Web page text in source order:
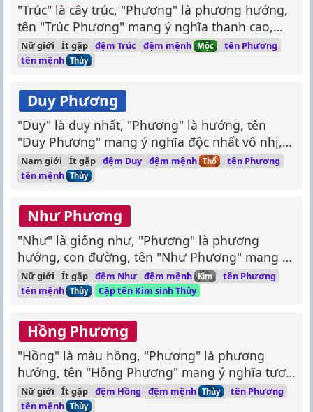
"Trúc" là cây trúc, "Phương" là phương hướng,
tên "Trúc Phương" mang ý nghĩa thanh cao,
thẳng thắn như cây trúc, hướng về phía trước.
Nữ giới Ít gặp đệm Trúc đệm mệnh Mộc
tên Phương
tên mệnh Thủy
Duy Phương
"Duy" là duy nhất, "Phương" là hướng, tên
"Duy Phương" mang ý nghĩa độc nhất vô nhị,
hướng đến mục tiêu.
Nam giới Ít gặp đệm Duy đệm mệnh Thổ
tên Phương
tên mệnh Thủy
Như Phương
"Như" là giống như, "Phương" là phương
hướng, con đường, tên "Như Phương" mang ý
nghĩa hướng đến con đường tốt đẹp, tươi
sáng.
Nữ giới Ít gặp đệm Như đệm mệnh Kim
tên Phương
tên mệnh Thủy Cặp tên Kim sinh Thủy
Hồng Phương
"Hồng" là màu hồng, "Phương" là phương
hướng, tên "Hồng Phương" mang ý nghĩa tươi
sáng, rạng rỡ, đầy sức sống.
Nữ giới Ít gặp đệm Hồng đệm mệnh Thủy
tên Phương
tên mệnh Thủy